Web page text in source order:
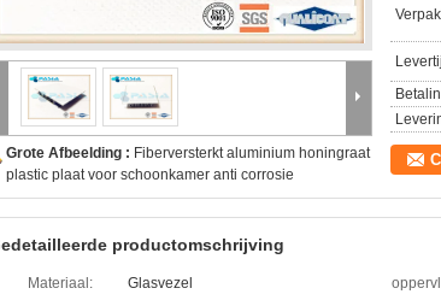
Grote Afbeelding : Fiberversterkt aluminium honingraat
plastic plaat voor schoonkamer anti corrosie
productomschrijving
Materiaal: Glasvezel